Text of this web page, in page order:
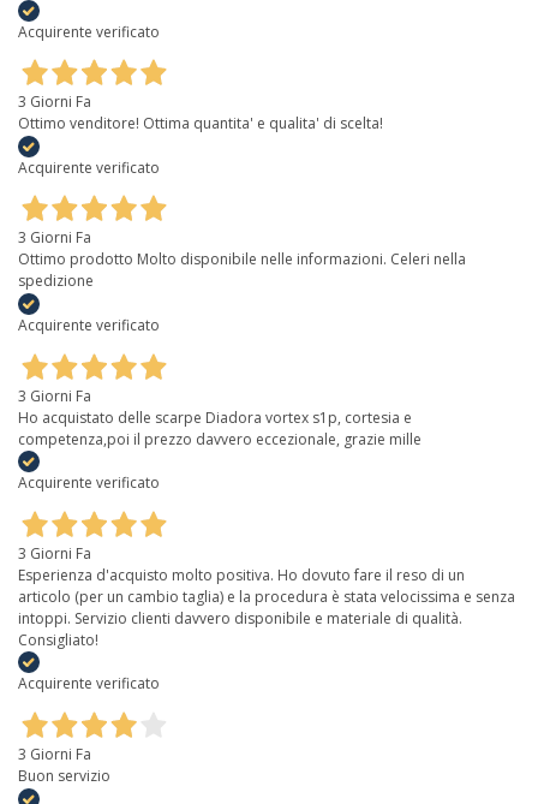
Acquirente verificato
3 Giorni Fa
Ottimo venditore! Ottima quantita' e qualita' di scelta!
Acquirente verificato
3 Giorni Fa
Ottimo prodotto Molto disponibile nelle informazioni. Celeri nella
spedizione
Acquirente verificato
3 Giorni Fa
Ho acquistato delle scarpe Diadora vortex s1p, cortesia e
competenza,poi il prezzo davvero eccezionale, grazie mille
Acquirente verificato
3 Giorni Fa
Esperienza d'acquisto molto positiva. Ho dovuto fare il reso di un
articolo (per un cambio taglia) e la procedura è stata velocissima e senza
intoppi. Servizio clienti davvero disponibile e materiale di qualità.
Consigliato!
Acquirente verificato
3 Giorni Fa
Buon servizio